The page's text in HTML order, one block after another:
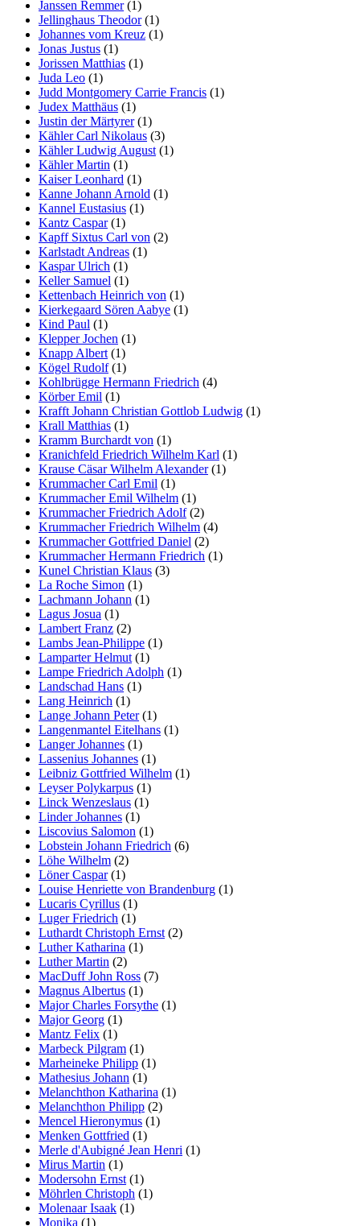
Janssen Remmer(1)
Jellinghaus Theodor(1)
Johannes vom Kreuz (1)
Jonas Justus (1)
Jorissen Matthias (1)
Juda Leo (1)
Judd Montgomery Carrie Francis (1)
Judex Matthäus (1)
Justin der Märtyrer(1)
Kähler Carl Nikolaus (3)
Kähler Ludwig August (1)
Kähler Martin (1)
Kaiser Leonhard (1)
Kanne Johann Arnold (1)
Kannel Eustasius (1)
Kantz Caspar(1)
Kapff Sixtus Carl von (2)
Karlstadt Andreas (1)
Kaspar Ulrich (1)
Keller Samuel (1)
Kettenbach Heinrich von (1)
Kierkegaard Sören Aabye (1)
Kind Paul (1)
Klepper Jochen (1)
Knapp Albert (1)
Kögel Rudolf(1)
Kohlbrügge Hermann Friedrich (4)
Körber Emil (1)
Krafft Johann Christian Gottlob Ludwig (1)
Krall Matthias (1)
Kramm Burchardt von (1)
Kranichfeld Friedrich Wilhelm Karl (1)
Krause Cäsar Wilhelm Alexander(1)
Krummacher Carl Emil (1)
Krummacher Emil Wilhelm (1)
Krummacher Friedrich Adolf(2)
Krummacher Friedrich Wilhelm (4)
Krummacher Gottfried Daniel (2)
Krummacher Hermann Friedrich (1)
Kunel Christian Klaus (3)
La Roche Simon (1)
Lachmann Johann (1)
Lagus Josua (1)
Lambert Franz (2)
Lambs Jean-Philippe (1)
Lamparter Helmut (1)
Lampe Friedrich Adolph (1)
Landschad Hans (1)
Lang Heinrich (1)
Lange Johann Peter(1)
Langenmantel Eitelhans (1)
Langer Johannes (1)
Lassenius Johannes (1)
Leibniz Gottfried Wilhelm (1)
Leyser Polykarpus (1)
Linck Wenzeslaus (1)
Linder Johannes (1)
Liscovius Salomon (1)
Lobstein Johann Friedrich (6)
Löhe Wilhelm (2)
Löner Caspar(1)
Louise Henriette von Brandenburg (1)
Lucaris Cyrillus (1)
Luger Friedrich (1)
Luthardt Christoph Ernst (2)
Luther Katharina (1)
Luther Martin (2)
MacDuff John Ross (7)
Magnus Albertus (1)
Major Charles Forsythe (1)
Major Georg (1)
Mantz Felix (1)
Marbeck Pilgram (1)
Marheineke Philipp (1)
Mathesius Johann (1)
Melanchthon Katharina (1)
Melanchthon Philipp (2)
Mencel Hieronymus (1)
Menken Gottfried (1)
Merle d'Aubigné Jean Henri (1)
Mirus Martin (1)
Modersohn Ernst (1)
Möhrlen Christoph (1)
Molenaar Isaak (1)
Monika (1)